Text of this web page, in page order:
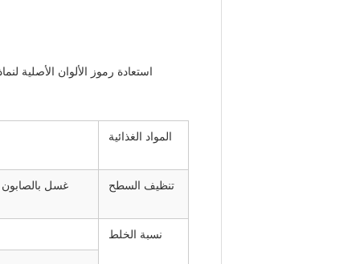
المواد الغذائية
تنظيف السطح
نسبة الخلط